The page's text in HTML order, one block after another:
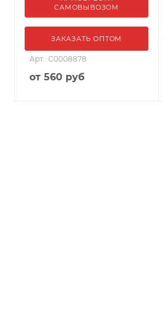
САМОВЫВОЗОМ
ЗАКАЗАТЬ ОПТОМ
Арт.: С0008878
от 560 руб